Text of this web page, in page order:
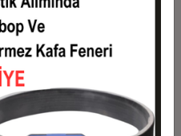
4.777,11 TL
4.981,26 TL
5.062,92 TL